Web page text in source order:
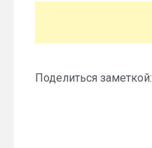
Поделиться заметкой: